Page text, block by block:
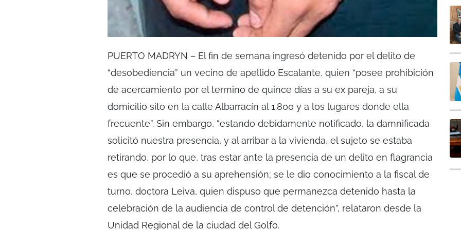
PUERTO MADRYN – El fin de semana ingresó detenido por el delito de
“desobediencia” un vecino de apellido Escalante, quien “posee prohibición
de acercamiento por el termino de quince días a su ex pareja, a su
domicilio sito en la calle Albarracín al 1.800 y a los lugares donde ella
frecuente”. Sin embargo, “estando debidamente notificado, la damnificada
solicitó nuestra presencia, y al arribar a la vivienda, el sujeto se estaba
retirando, por lo que, tras estar ante la presencia de un delito en flagrancia
es que se procedió a su aprehensión; se le dio conocimiento a la fiscal de
turno, doctora Leiva, quien dispuso que permanezca detenido hasta la
celebración de la audiencia de control de detención”, relataron desde la
Unidad Regional de la ciudad del Golfo.